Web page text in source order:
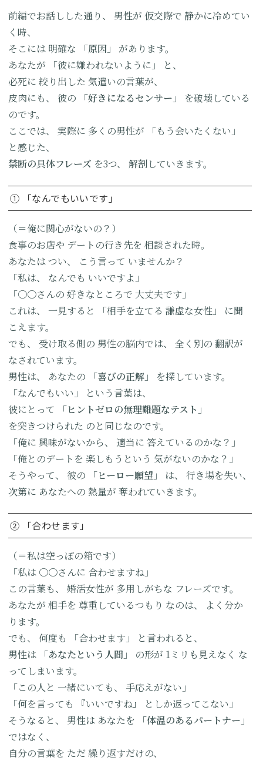
前編でお話しした通り、 男性が 仮交際で 静かに冷めてい
く時、
そこには 明確な 「原因」
があります。
あなたが
「彼に嫌われないように」
と、
必死に 絞り出した 気遣いの言葉が、
皮肉にも、
彼の 「好きになるセンサー」
を破壊している
のです。
ここでは、
実際に 多くの男性が
「もう会いたくない」
と感じた、
禁断の具体フレーズ を3つ、 解剖していきます。
① 「なんでもいいです」
（＝俺に関心がないの？）
食事のお店や デートの行き先を 相談された時。
あなたはつい、 こう言って いませんか？
「私は、
なんでも いいですよ」
「〇〇さんの 好きなところで 大丈夫です」
これは、
一見すると 「相手を立てる 謙虚な女性」
に聞
こえます。
でも、
受け取る側の 男性の脳内では、 全く別の 翻訳が
なされています。
男性は、
あなたの 「喜びの正解」
を探しています。
「なんでもいい」
という言葉は、
彼にとって
「ヒントゼロの無理難題なテスト」
を突きつけられた のと同じなのです。
「俺に 興味がないから、 適当に 答えているのかな？」
「俺とのデートを 楽しもうという 気がないのかな？」
そうやって、
彼の 「ヒーロー願望」 は、
行き場を失い、
次第に あなたへの 熱量が 奪われていきます。
② 「合わせます」
（＝私は空っぽの箱です）
「私は 〇〇さんに 合わせますね」
この言葉も、
婚活女性が 多用しがちな フレーズです。
あなたが 相手を 尊重しているつもり なのは、
よく分か
ります。
でも、
何度も 「合わせます」
と言われると、
男性は
「あなたという人間」 の形が 1ミリも見えなく な
ってしまいます。
「この人と 一緒にいても、
手応えがない」
「何を言っても
『いいですね』
としか返ってこない」
そうなると、
男性は あなたを 「体温のあるパートナー」
ではなく、
自分の言葉を ただ 繰り返すだけの、